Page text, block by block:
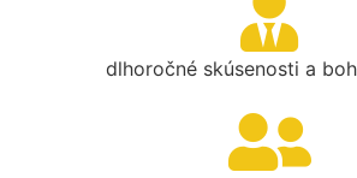
dlhoročné skúsenosti a